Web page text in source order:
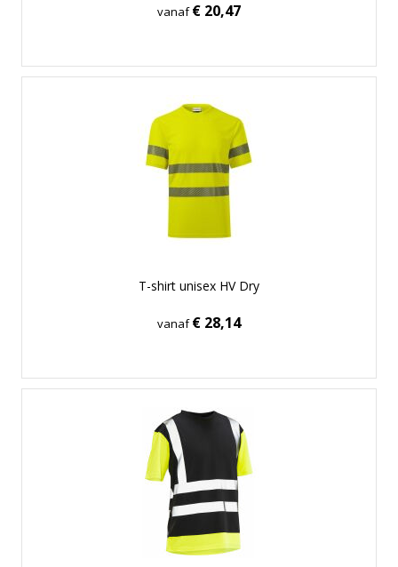
vanaf€ 20,47
T-shirt unisex HV Dry
vanaf€ 28,14